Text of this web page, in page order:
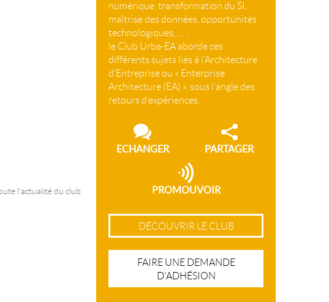
l'actualité du club
numérique, transformation du SI,
maîtrise des données, opportunités
technologiques, … :
le Club Urba-EA aborde ces
différents sujets liés à l’Architecture
d’Entreprise ou « Enterprise
Architecture (EA) », sous l’angle des
retours d’expériences.
ECHANGER PARTAGER
PROMOUVOIR
DÉCOUVRIR LE CLUB
FAIRE UNE DEMANDE
D'ADHÉSION